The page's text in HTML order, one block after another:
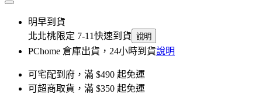
明早到貨
北北桃限定 7-11快速到貨 說明
PChome 倉庫出貨，24小時到貨說明
可宅配到府，滿 $490 起免運
可超商取貨，滿 $350 起免運